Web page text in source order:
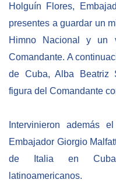
Fotos
Vídeos
Audios
BIBLIOTECA
Biblioteca
Publicaciones
Holguín Flores,
presentes a guardar un
Himno Nacional y un
Comandante. A
de Cuba, Alba Beatriz
figura del Comandante
Intervinieron además
Embajador Giorgio
de Italia en Cuba
latinoamericanos.